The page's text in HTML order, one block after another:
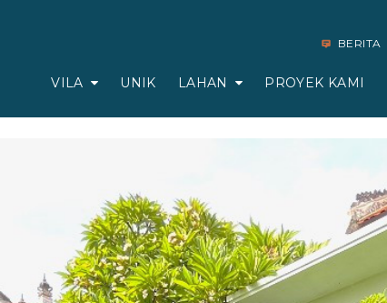
BERITA
VILA UNIK LAHAN PROYEK KAMI